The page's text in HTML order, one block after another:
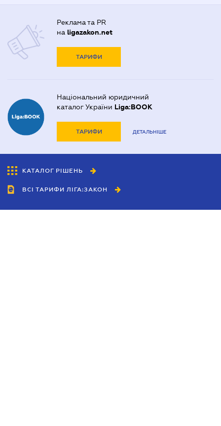
Реклама та PR
на ligazakon.net
ТАРИФИ
Національний юридичний
каталог України Liga:BOOK
ТАРИФИ ДЕТАЛЬНІШЕ
КАТАЛОГ РІШЕНЬ
ВСІ ТАРИФИ ЛІГА:ЗАКОН